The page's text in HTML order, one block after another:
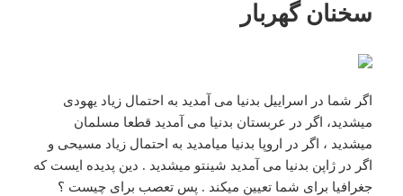
سخنان گهربار
اگر شما در اسراییل بدنیا می آمدید به احتمال زیاد یهودی
میشدید، اگر در عربستان بدنیا می آمدید قطعا مسلمان
میشدید ، اگر در اروپا بدنیا میامدید به احتمال زیاد مسیحی و
اگر در ژاپن بدنیا می آمدید شینتو میشدید . دین پدیده ایست که
جغرافیا برای شما تعیین میکند . پس تعصب برای چیست ؟‌